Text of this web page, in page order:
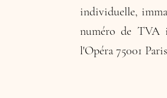
individuelle,
numéro de TVA
l'Opéra 75001